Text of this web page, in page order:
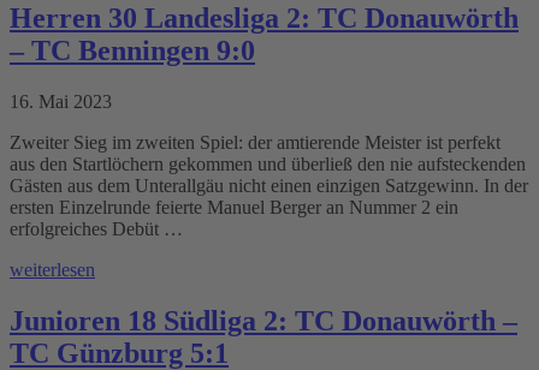
Herren 30 Landesliga 2: TC Donauwörth
– TC Benningen 9:0
16. Mai 2023
Zweiter Sieg im zweiten Spiel: der amtierende Meister ist perfekt
aus den Startlöchern gekommen und überließ den nie aufsteckenden
Gästen aus dem Unterallgäu nicht einen einzigen Satzgewinn. In der
ersten Einzelrunde feierte Manuel Berger an Nummer 2 ein
erfolgreiches Debüt …
weiterlesen
Junioren 18 Südliga 2: TC Donauwörth –
TC Günzburg 5:1